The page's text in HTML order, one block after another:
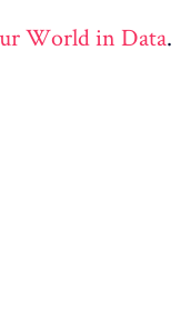
World in Data.